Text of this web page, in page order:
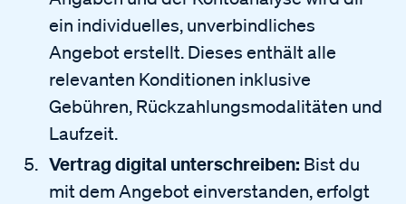
ein individuelles, unverbindliches
Angebot erstellt. Dieses enthält alle
relevanten Konditionen inklusive
Gebühren, Rückzahlungsmodalitäten und
Laufzeit.
Vertrag digital unterschreiben: Bist du
mit dem Angebot einverstanden, erfolgt